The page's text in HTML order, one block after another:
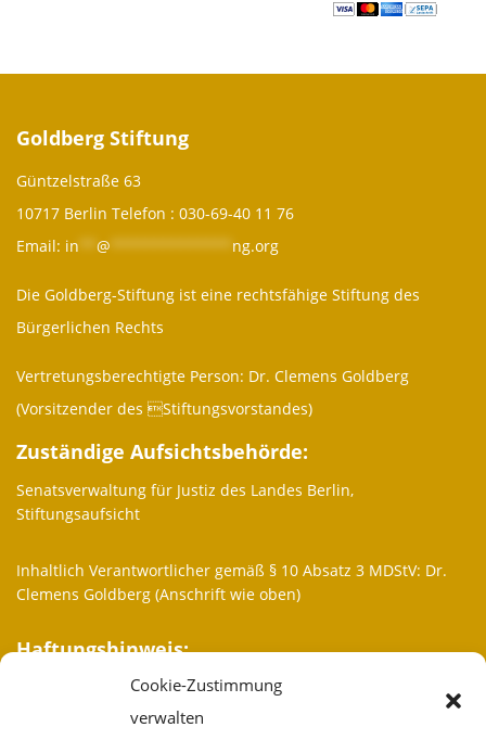
Cookie-Zustimmung
verwalten
Goldberg Stiftung
Güntzelstraße 63
10717 Berlin Telefon : 030-69-40 11 76
Email: in @ ************** ng.org
Die Goldberg-Stiftung ist eine rechtsfähige Stiftung des
Bürgerlichen Rechts
Vertretungsberechtigte Person: Dr. Clemens Goldberg
(Vorsitzender des Stiftungsvorstandes)
Zuständige Aufsichtsbehörde:
Senatsverwaltung für Justiz des Landes Berlin,
Stiftungsaufsicht
Inhaltlich Verantwortlicher gemäß § 10 Absatz 3 MDStV: Dr.
Clemens Goldberg (Anschrift wie oben)
Haftungshinweis:
Trotz sorgfältiger inhaltlicher Kontrolle übernehmen wir keine
Haftung für die Inhalte externer Links. Für den Inhalt der